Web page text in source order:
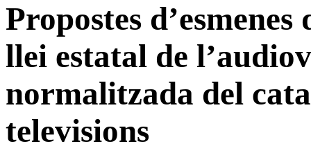
Propostes
llei estatal de
normalitzada del
televisions